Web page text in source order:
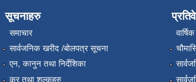
सूचनाहरु
समाचार
सार्वजनिक खरीद /बोलपत्र सूचना
एन, कानुन तथा निर्देशिका
कर तथा शुल्कहरु